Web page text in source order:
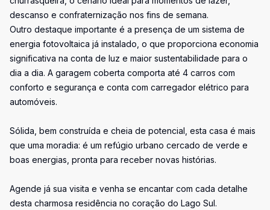
descanso e confraternização nos fins de semana.
Outro destaque importante é a presença de um sistema de
energia fotovoltaica já instalado, o que proporciona economia
significativa na conta de luz e maior sustentabilidade para o
dia a dia. A garagem coberta comporta até 4 carros com
conforto e segurança e conta com carregador elétrico para
automóveis.
Sólida, bem construída e cheia de potencial, esta casa é mais
que uma moradia: é um refúgio urbano cercado de verde e
boas energias, pronta para receber novas histórias.
Agende já sua visita e venha se encantar com cada detalhe
desta charmosa residência no coração do Lago Sul.